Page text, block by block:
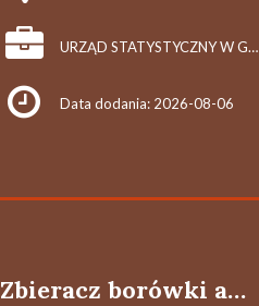
URZĄD STATYSTYCZNY W GDAŃSKU
Data dodania: 2026-08-06
Zbieracz borówki amerykańskiej k/m